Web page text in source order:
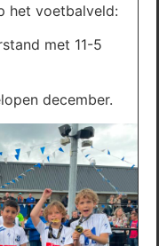
het voetbalveld:
met 11-5
december.